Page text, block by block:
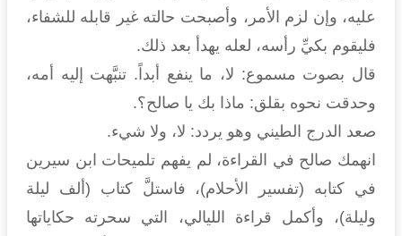
عليه، وإن لزم الأمر، وأصبحت حالته غير قابله للشفاء،
فليقوم بكيِّ رأسه، لعله يهدأ بعد ذلك.
قال بصوت مسموع: لا، ما ينفع أبداً. تنبَّهت إليه أمه،
وحدقت نحوه بقلق: ماذا بك يا صالح؟.
صعد الدرج الطيني وهو يردد: لا، ولا شيء.
انهمك صالح في القراءة، لم يفهم تلميحات ابن سيرين
في كتابه (تفسير الأحلام)، فاستلَّ كتاب (ألف ليلة
وليلة)، وأكمل قراءة الليالي، التي سحرته حكاياتها